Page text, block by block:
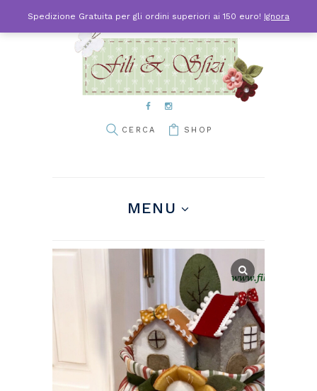
SHOP
MENU
Spedizione Gratuita per gli ordini superiori ai 150 euro! Ignora